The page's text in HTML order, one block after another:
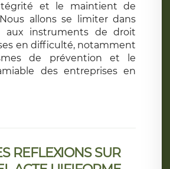
et le maintient de
Nous allons se limiter dans
aux instruments de droit
en difficulté, notamment
de prévention et le
des entreprises en
REFLEXIONS SUR